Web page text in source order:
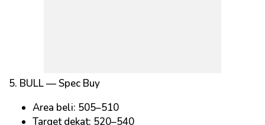
5. BULL — Spec Buy
Area beli: 505–510
Target dekat: 520–540